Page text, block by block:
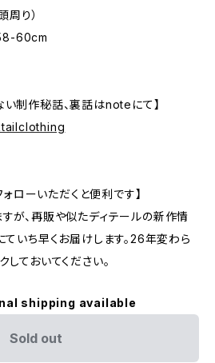
周り）
60cm
い制作秘話、裏話はnoteにて】
ローいただくと便利です】
が、再販や似たディテールの新作情
ていち早くお届けします。26年変わら
しておいてください。
shipping available
Sold out